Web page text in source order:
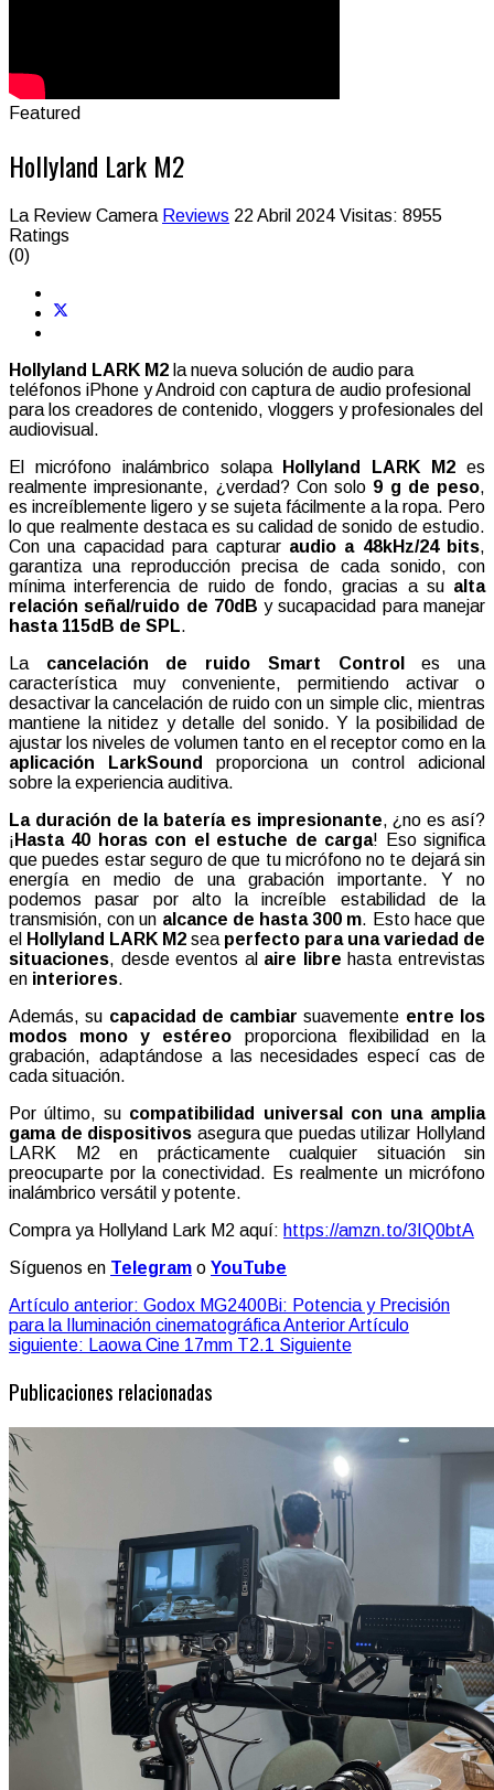
Featured
Hollyland Lark M2
La Review Camera Reviews 22 Abril 2024 Visitas: 8955
Ratings
(0)
Hollyland LARK M2 la nueva solución de audio para
teléfonos iPhone y Android con captura de audio profesional
para los creadores de contenido, vloggers y profesionales del
audiovisual.
El micrófono inalámbrico solapa
Hollyland LARK M2 es
realmente impresionante, ¿verdad? Con solo 9 g de peso,
es increíblemente ligero y se sujeta fácilmente a la ropa. Pero
lo que realmente destaca es su calidad de sonido de estudio.
Con una capacidad para capturar audio a 48kHz/24 bits,
garantiza una reproducción precisa de cada sonido, con
mínima interferencia de ruido de fondo, gracias a su alta
relación señal/ruido de 70dB y sucapacidad para manejar
hasta 115dB de SPL.
La cancelación de ruido Smart Control
es una
característica muy conveniente, permitiendo activar o
desactivar la cancelación de ruido con un simple clic, mientras
mantiene la nitidez y detalle del sonido. Y la posibilidad de
ajustar los niveles de volumen tanto en el receptor como en la
aplicación LarkSound
proporciona un control adicional
sobre la experiencia auditiva.
La duración de la batería es impresionante, ¿no es así?
¡ Hasta 40 horas con el estuche de carga! Eso significa
que puedes estar seguro de que tu micrófono no te dejará sin
energía en medio de una grabación importante. Y no
podemos pasar por alto la increíble estabilidad de la
transmisión, con un alcance de hasta 300 m. Esto hace que
el Hollyland LARK M2 sea perfecto para una variedad de
situaciones, desde eventos al aire libre hasta entrevistas
en interiores.
Además, su capacidad de cambiar suavemente entre los
modos mono y estéreo proporciona flexibilidad en la
grabación, adaptándose a las necesidades especí cas de
cada situación.
Por último, su compatibilidad universal con una amplia
gama de dispositivos asegura que puedas utilizar Hollyland
LARK M2 en prácticamente cualquier situación sin
preocuparte por la conectividad. Es realmente un micrófono
inalámbrico versátil y potente.
Compra ya Hollyland Lark M2 aquí: https://amzn.to/3IQ0btA
Síguenos en Telegram o YouTube
Artículo anterior: Godox MG2400Bi: Potencia y Precisión
para la Iluminación cinematográficaAnteriorArtículo
siguiente: Laowa Cine 17mm T2.1 Siguiente
Publicaciones relacionadas